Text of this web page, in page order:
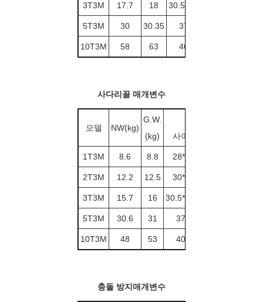
3T3M 17.7 18 30.5*28.5*20.5
5T3M 30 30.35 37*31*28
10T3M 58 63 46*44*40
사다리꼴 매개변수
모델 NW(kg)
G.W.
(kg)
사이즈(cm)
1T3M 8.6 8.8 28*21.5*19
2T3M 12.2 12.5 30*23.5*19
3T3M 15.7 16 30.5*28.5*20.5
5T3M 30.6 31 37*31*28
10T3M 48 53 40*36*30
충돌 방지 매개변수